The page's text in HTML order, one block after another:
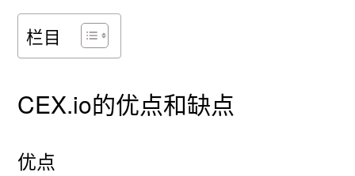
栏目
CEX.io的优点和缺点
优点